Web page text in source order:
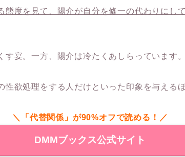
態度を見て、陽介が自分を修一の代わりにし
す宴。一方、陽介は冷たくあしらっています。
性欲処理をする人だけといった印象を与えるほ
＼「代替関係」が90%オフで読める！／
DMMブックス公式サイト